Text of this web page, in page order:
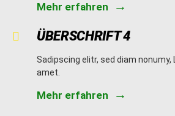
Mehr erfahren
ÜBERSCHRIFT 4
Sadipscing elitr, sed diam
amet.
Mehr erfahren